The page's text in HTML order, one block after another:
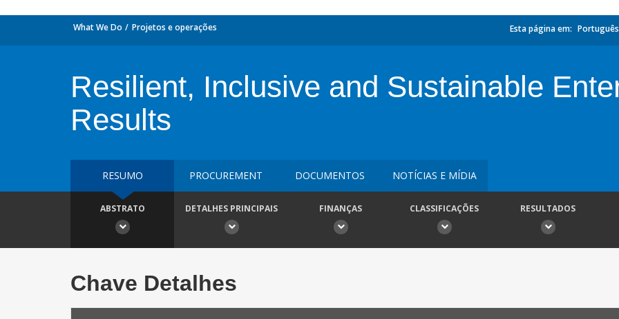
What We Do Projetos e operações Esta página em: Português
Resilient, Inclusive and Sustainable
Results
RESUMO PROCUREMENT DOCUMENTOS NOTÍCIAS E MÍDIA
ABSTRATO DETALHES PRINCIPAIS FINANÇAS CLASSIFICAÇÕES RESULTADOS
Chave Detalhes